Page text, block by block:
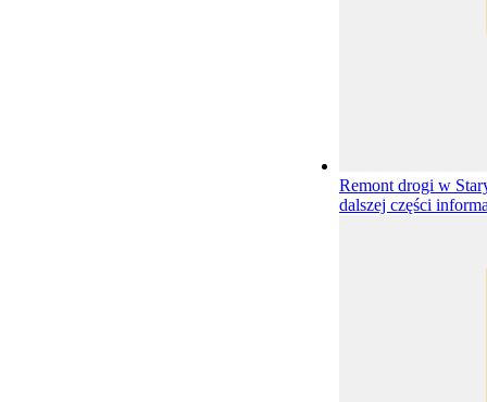
Remont drogi w
dalszej części